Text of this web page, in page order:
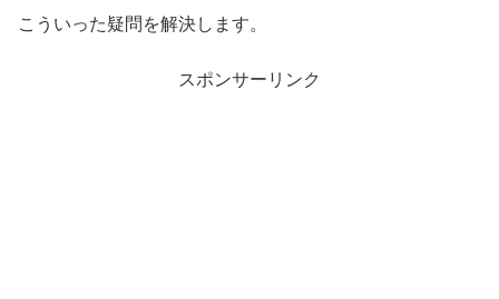
こういった疑問を解決します。
スポンサーリンク